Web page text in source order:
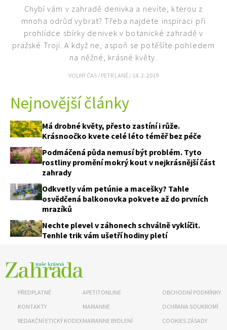
Chybí vám v zahradě denivka a nevíte, kterou z
mnoha odrůd vybrat? Třeba najdete inspiraci při
prohlídce sbírky denivek v botanické zahradě v
pražské Troji. A když ne, aspoň se potěšíte pohledem
na něžné, krásné květy.
VOLNÝ ČAS / PETR LANĚ / 14. 2. 2019
Nejnovější články
Má drobné květy, přesto zastíní i růže.
Krásnoočko kvete celé léto téměř bez péče
Podmáčená půda nemusí být problém. Tyto
rostliny promění mokrý kout v nejkrásnější část
zahrady
Odkvetly vám petúnie a macešky? Tahle
osvědčená balkonovka pokvete až do prvních
mrazíků
Nechte plevel v záhonech schválně vyklíčit.
Tenhle trik vám ušetří hodiny pletí
PŘEDPLATNÉ
KONTAKTY
REDAKČNÍ ETICKÝ KODEX
APETITONLINE
MARIANNE
MARIANNE BYDLENÍ
OBCHODNÍ PODMÍNKY
OCHRANA SOUKROMÍ
COOKIES ZÁSADY